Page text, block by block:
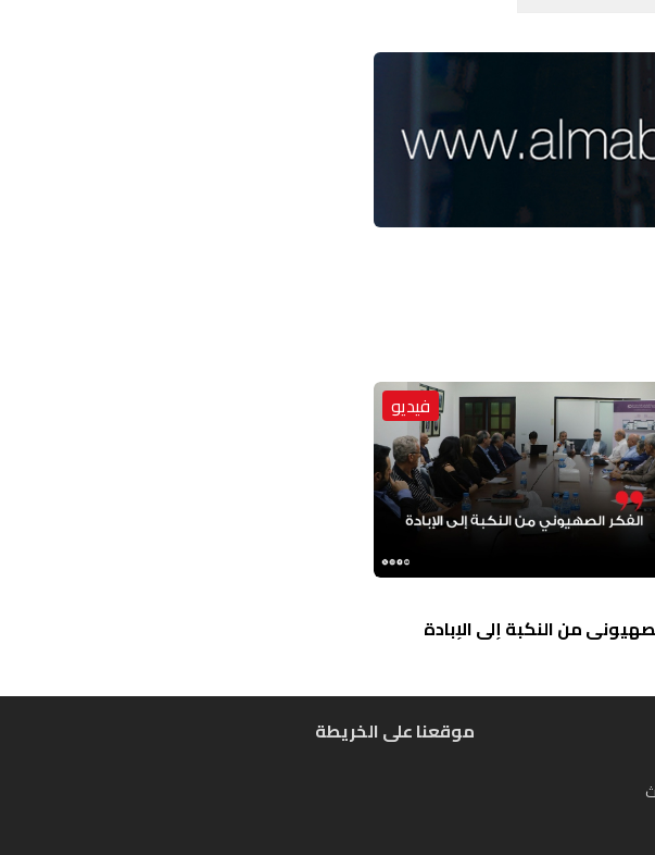
فيديو
من النكبة إلى الإبادة
موقعنا على الخريطة